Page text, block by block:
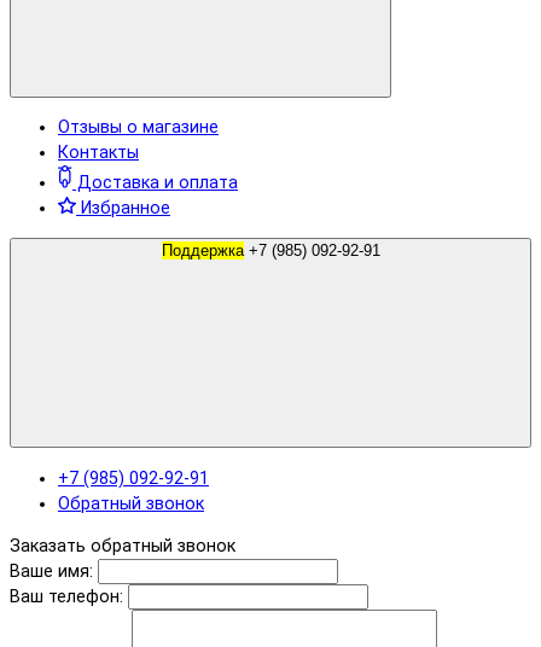
Отзывы о магазине
Контакты
Доставка и оплата
Избранное
Поддержка +7 (985) 092-92-91
+7 (985) 092-92-91
Обратный звонок
Заказать обратный звонок
Ваше имя:
Ваш телефон: